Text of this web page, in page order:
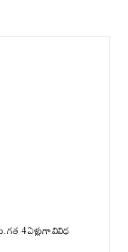
గత 4 ఏళ్లుగా వివిధ